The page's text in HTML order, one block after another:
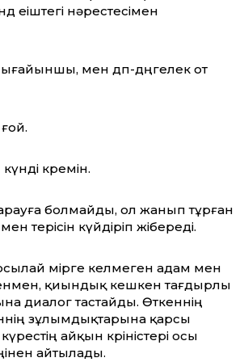
еіштегі нәрестесімен
мен дөп-дөңгелек от
көремін.
болмайды, ол жанып тұрған
терісін күйдіріп жібереді.
өмірге келмеген адам мен
қиындық кешкен тағдырлы
диалог тастайды. Өткеннің
зұлымдықтарына қарсы
күрестің айқын көріністері осы
айтылады.